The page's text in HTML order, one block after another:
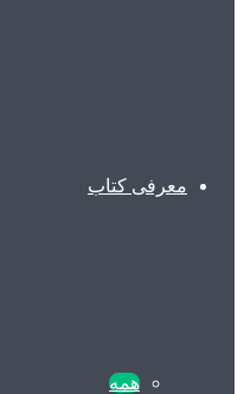
معرفی کتاب
همه